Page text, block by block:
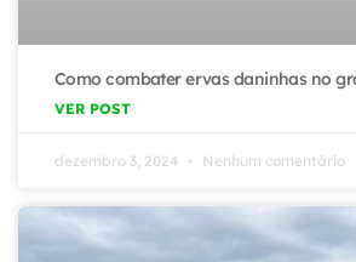
Como combater ervas daninhas no
VER POST
dezembro 3, 2024 Nenhum comentário